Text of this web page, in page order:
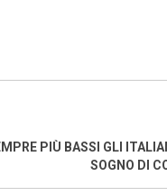
PIÙ BASSI GLI
SOGNO DI